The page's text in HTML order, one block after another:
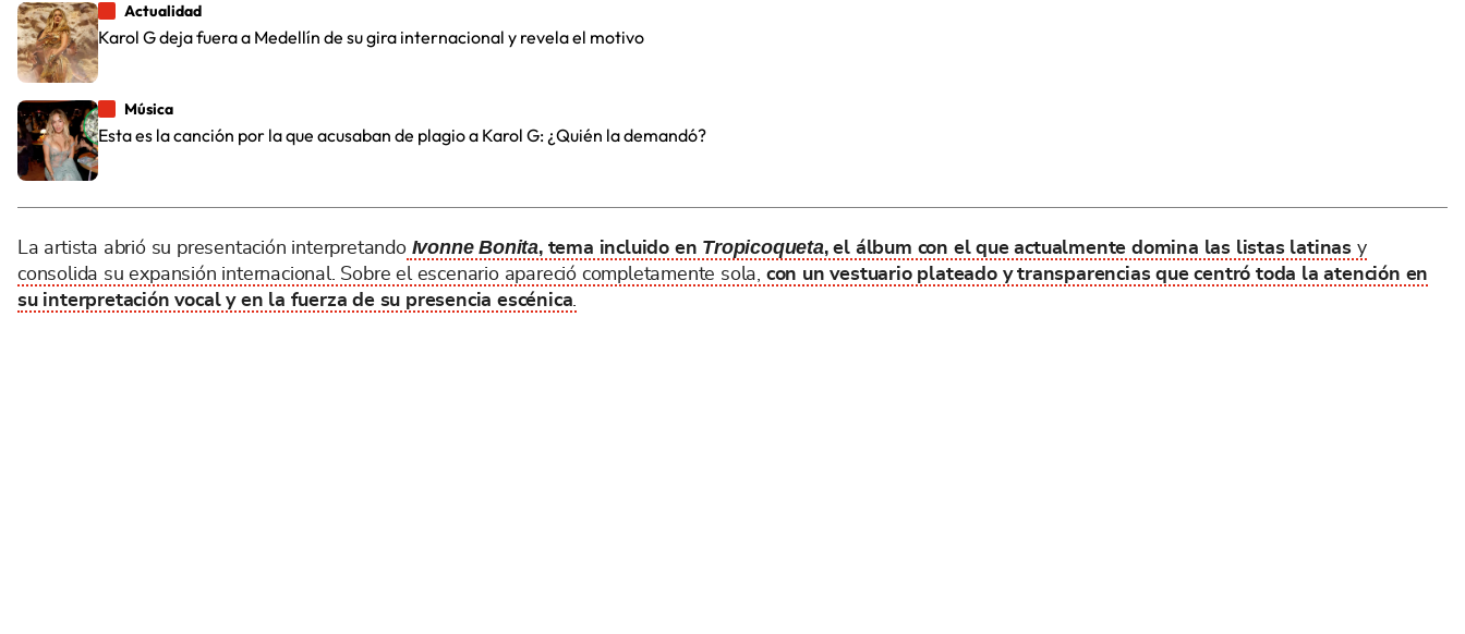
Actualidad
Karol G deja fuera a Medellín de su gira internacional y revela el motivo
Música
Esta es la canción por la que acusaban de plagio a Karol G: ¿Quién la demandó?
La artista abrió su presentación interpretando Ivonne Bonita, tema incluido en Tropicoqueta, el álbum con el que actualmente domina las listas latinas y
consolida su expansión internacional. Sobre el escenario apareció completamente sola, con un vestuario plateado y transparencias que centró toda la atención en
su interpretación vocal y en la fuerza de su presencia escénica.